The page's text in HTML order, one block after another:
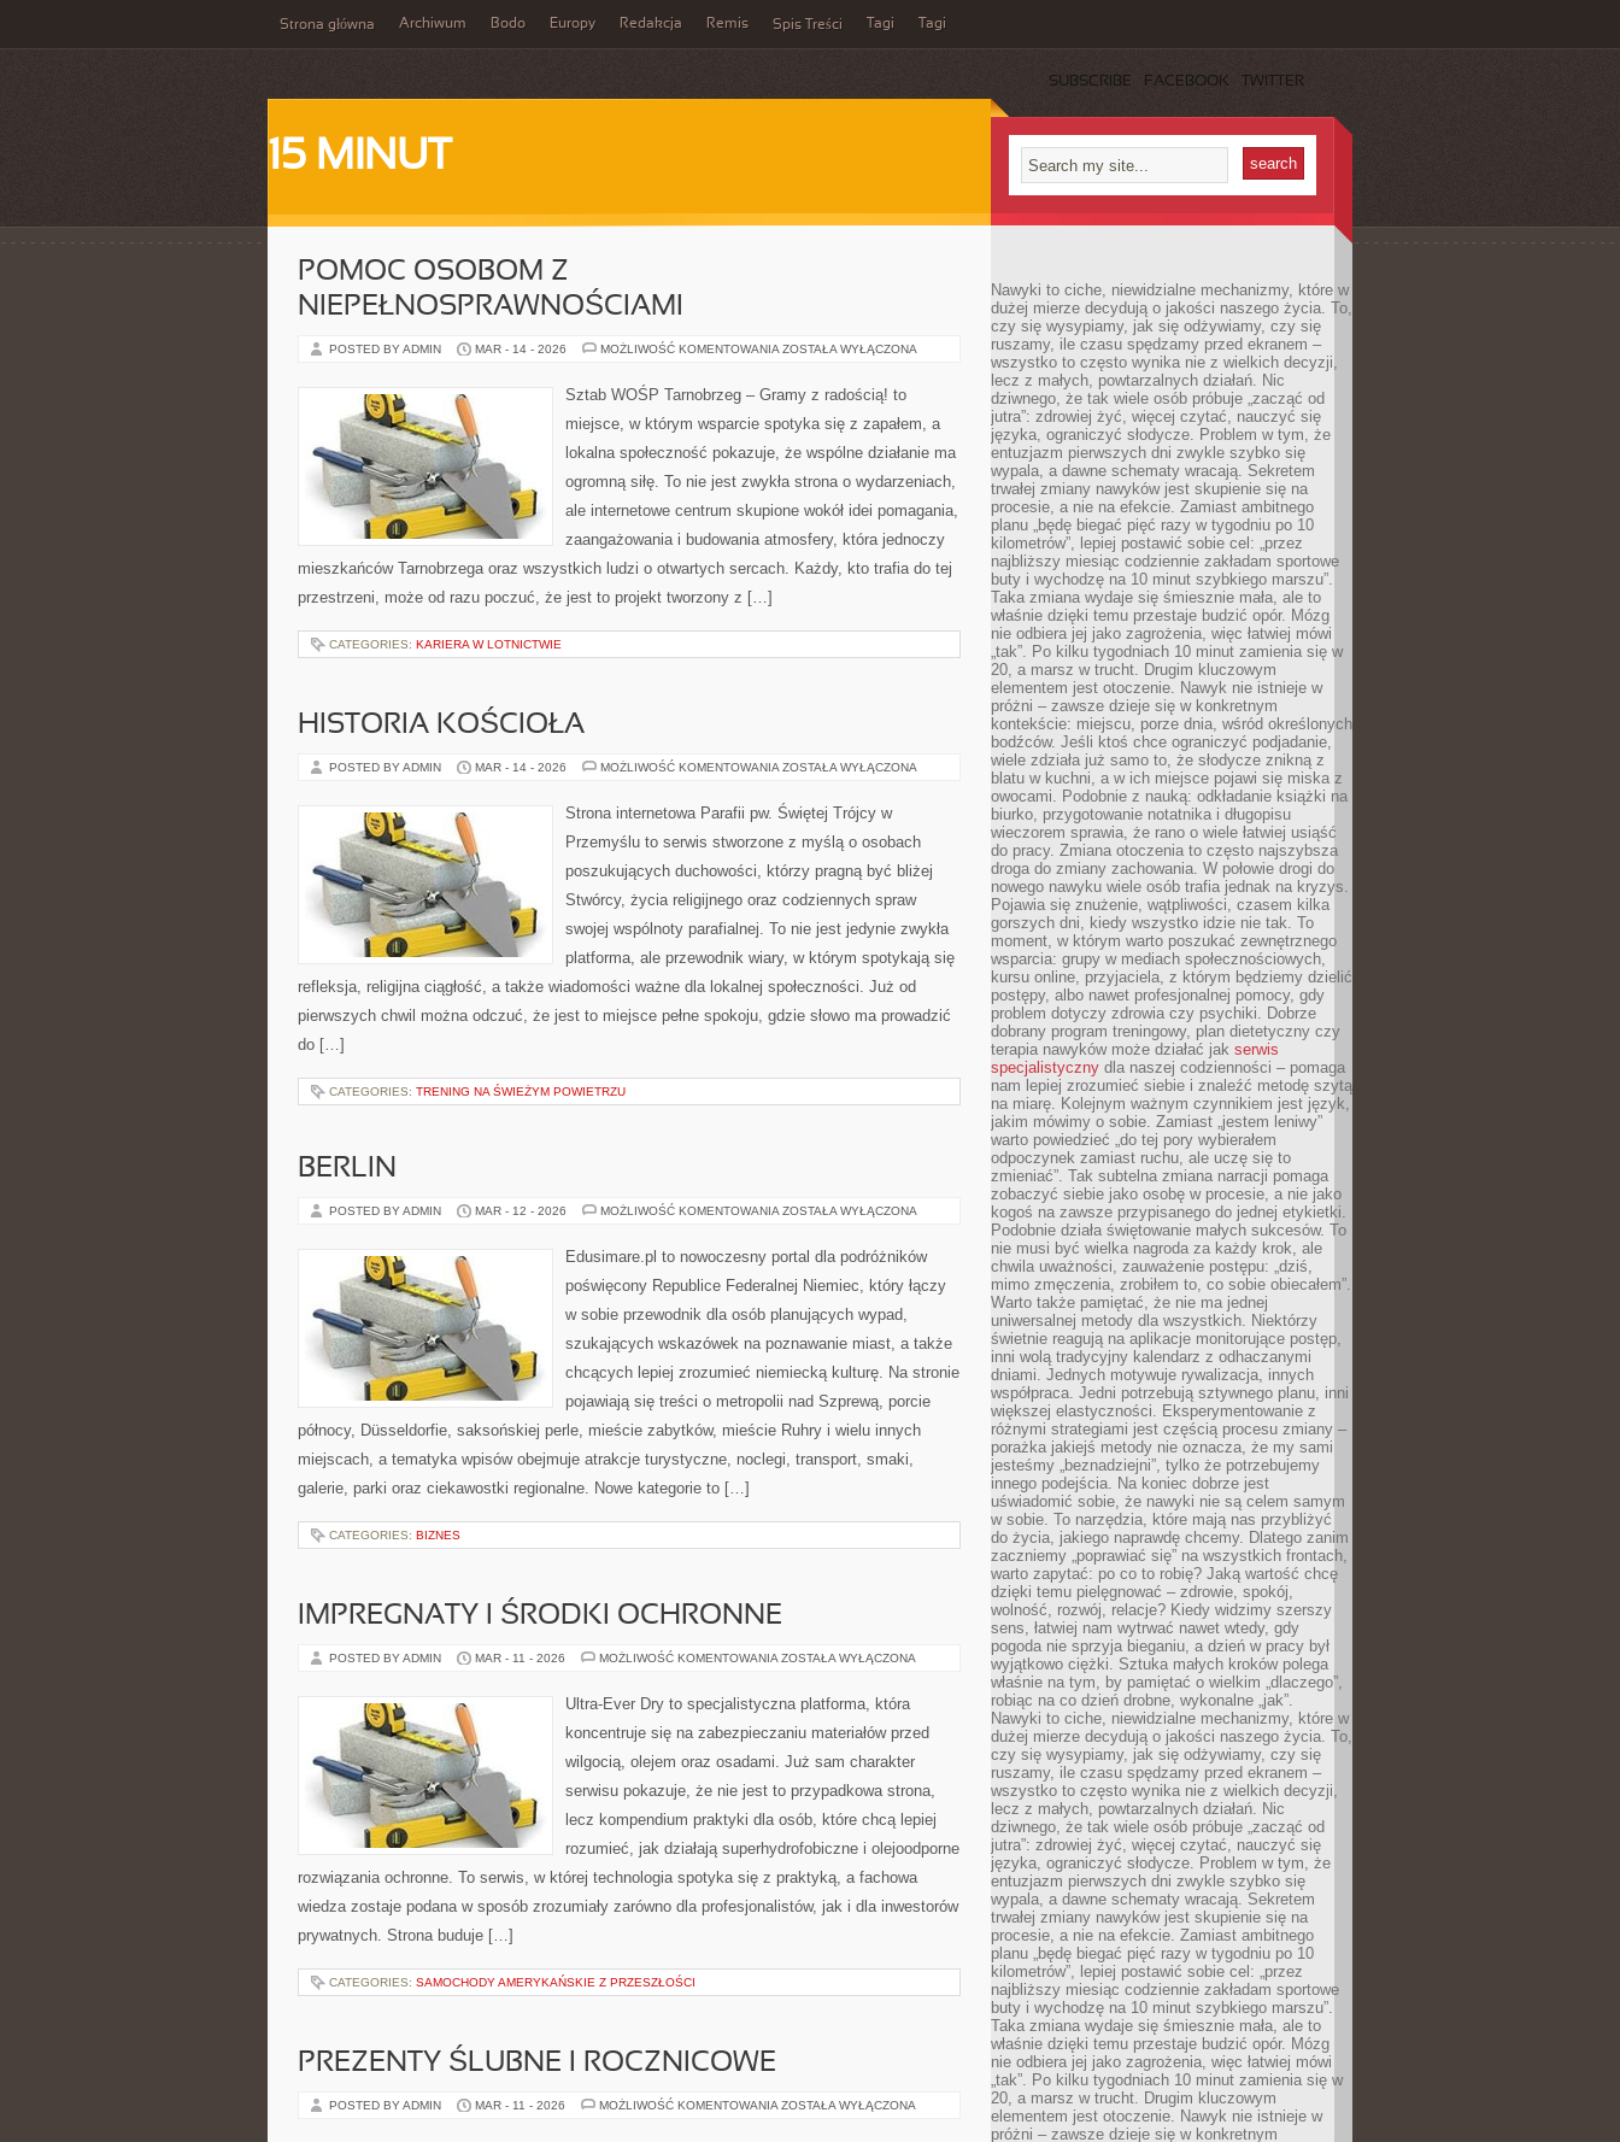
Strona główna Archiwum Bodo Europy Redakcja Remis Spis Treści Tagi Tagi
SUBSCRIBE FACEBOOK TWITTER
15 MINUT
POMOC OSOBOM Z
NIEPEŁNOSPRAWNOŚCIAMI
POSTED BY ADMIN MAR - 14 - 2026 MOŻLIWOŚĆ KOMENTOWANIA POMOC
NIEPEŁNOSPRAWNOŚCIAMI
ZOSTAŁA WYŁĄCZONA
Sztab WOŚP Tarnobrzeg – Gramy z radością! to
miejsce, w którym wsparcie spotyka się z zapałem, a
lokalna społeczność pokazuje, że wspólne działanie ma
ogromną siłę. To nie jest zwykła strona o wydarzeniach,
ale internetowe centrum skupione wokół idei pomagania,
zaangażowania i budowania atmosfery, która jednoczy
mieszkańców Tarnobrzega oraz wszystkich ludzi o otwartych sercach. Każdy, kto trafia do tej
przestrzeni, może od razu poczuć, że jest to projekt tworzony z […]
CATEGORIES: KARIERA W LOTNICTWIE
HISTORIA KOŚCIOŁA
POSTED BY ADMIN MAR - 14 - 2026 MOŻLIWOŚĆ KOMENTOWANIA HISTORIA
ZOSTAŁA WYŁĄCZONA
Strona internetowa Parafii pw. Świętej Trójcy w
Przemyślu to serwis stworzone z myślą o osobach
poszukujących duchowości, którzy pragną być bliżej
Stwórcy, życia religijnego oraz codziennych spraw
swojej wspólnoty parafialnej. To nie jest jedynie zwykła
platforma, ale przewodnik wiary, w którym spotykają się
refleksja, religijna ciągłość, a także wiadomości ważne dla lokalnej społeczności. Już od
pierwszych chwil można odczuć, że jest to miejsce pełne spokoju, gdzie słowo ma prowadzić
do […]
CATEGORIES: TRENING NA ŚWIEŻYM POWIETRZU
BERLIN
POSTED BY ADMIN MAR - 12 - 2026 MOŻLIWOŚĆ KOMENTOWANIA BERLIN
ZOSTAŁA WYŁĄCZONA
Edusimare.pl to nowoczesny portal dla podróżników
poświęcony Republice Federalnej Niemiec, który łączy
w sobie przewodnik dla osób planujących wypad,
szukających wskazówek na poznawanie miast, a także
chcących lepiej zrozumieć niemiecką kulturę. Na stronie
pojawiają się treści o metropolii nad Szprewą, porcie
północy, Düsseldorfie, saksońskiej perle, mieście zabytków, mieście Ruhry i wielu innych
miejscach, a tematyka wpisów obejmuje atrakcje turystyczne, noclegi, transport, smaki,
galerie, parki oraz ciekawostki regionalne. Nowe kategorie to […]
CATEGORIES: BIZNES
IMPREGNATY I ŚRODKI OCHRONNE
POSTED BY ADMIN MAR - 11 - 2026 MOŻLIWOŚĆ KOMENTOWANIA IMPREGNATY
OCHRONNE
ZOSTAŁA WYŁĄCZONA
Ultra-Ever Dry to specjalistyczna platforma, która
koncentruje się na zabezpieczaniu materiałów przed
wilgocią, olejem oraz osadami. Już sam charakter
serwisu pokazuje, że nie jest to przypadkowa strona,
lecz kompendium praktyki dla osób, które chcą lepiej
rozumieć, jak działają superhydrofobiczne i olejoodporne
rozwiązania ochronne. To serwis, w której technologia spotyka się z praktyką, a fachowa
wiedza zostaje podana w sposób zrozumiały zarówno dla profesjonalistów, jak i dla inwestorów
prywatnych. Strona buduje […]
CATEGORIES: SAMOCHODY AMERYKAŃSKIE Z PRZESZŁOŚCI
PREZENTY ŚLUBNE I ROCZNICOWE
POSTED BY ADMIN MAR - 11 - 2026 MOŻLIWOŚĆ KOMENTOWANIA PREZENTY
ZOSTAŁA WYŁĄCZONA
Nawyki to ciche, niewidzialne mechanizmy, które w
dużej mierze decydują o jakości naszego życia. To,
czy się wysypiamy, jak się odżywiamy, czy się
ruszamy, ile czasu spędzamy przed ekranem –
wszystko to często wynika nie z wielkich decyzji,
lecz z małych, powtarzalnych działań. Nic
dziwnego, że tak wiele osób próbuje „zacząć od
jutra”: zdrowiej żyć, więcej czytać, nauczyć się
języka, ograniczyć słodycze. Problem w tym, że
entuzjazm pierwszych dni zwykle szybko się
wypala, a dawne schematy wracają. Sekretem
trwałej zmiany nawyków jest skupienie się na
procesie, a nie na efekcie. Zamiast ambitnego
planu „będę biegać pięć razy w tygodniu po 10
kilometrów”, lepiej postawić sobie cel: „przez
najbliższy miesiąc codziennie zakładam sportowe
buty i wychodzę na 10 minut szybkiego marszu”.
Taka zmiana wydaje się śmiesznie mała, ale to
właśnie dzięki temu przestaje budzić opór. Mózg
nie odbiera jej jako zagrożenia, więc łatwiej mówi
„tak”. Po kilku tygodniach 10 minut zamienia się w
20, a marsz w trucht. Drugim kluczowym
elementem jest otoczenie. Nawyk nie istnieje w
próżni – zawsze dzieje się w konkretnym
kontekście: miejscu, porze dnia, wśród określonych
bodźców. Jeśli ktoś chce ograniczyć podjadanie,
wiele zdziała już samo to, że słodycze znikną z
blatu w kuchni, a w ich miejsce pojawi się miska z
owocami. Podobnie z nauką: odkładanie książki na
biurko, przygotowanie notatnika i długopisu
wieczorem sprawia, że rano o wiele łatwiej usiąść
do pracy. Zmiana otoczenia to często najszybsza
droga do zmiany zachowania. W połowie drogi do
nowego nawyku wiele osób trafia jednak na kryzys.
Pojawia się znużenie, wątpliwości, czasem kilka
gorszych dni, kiedy wszystko idzie nie tak. To
moment, w którym warto poszukać zewnętrznego
wsparcia: grupy w mediach społecznościowych,
kursu online, przyjaciela, z którym będziemy dzielić
postępy, albo nawet profesjonalnej pomocy, gdy
problem dotyczy zdrowia czy psychiki. Dobrze
dobrany program treningowy, plan dietetyczny czy
terapia nawyków może działać jak serwis
specjalistyczny dla naszej codzienności – pomaga
nam lepiej zrozumieć siebie i znaleźć metodę szytą
na miarę. Kolejnym ważnym czynnikiem jest język,
jakim mówimy o sobie. Zamiast „jestem leniwy”
warto powiedzieć „do tej pory wybierałem
odpoczynek zamiast ruchu, ale uczę się to
zmieniać”. Tak subtelna zmiana narracji pomaga
zobaczyć siebie jako osobę w procesie, a nie jako
kogoś na zawsze przypisanego do jednej etykietki.
Podobnie działa świętowanie małych sukcesów. To
nie musi być wielka nagroda za każdy krok, ale
chwila uważności, zauważenie postępu: „dziś,
mimo zmęczenia, zrobiłem to, co sobie obiecałem”.
Warto także pamiętać, że nie ma jednej
uniwersalnej metody dla wszystkich. Niektórzy
świetnie reagują na aplikacje monitorujące postęp,
inni wolą tradycyjny kalendarz z odhaczanymi
dniami. Jednych motywuje rywalizacja, innych
współpraca. Jedni potrzebują sztywnego planu, inni
większej elastyczności. Eksperymentowanie z
różnymi strategiami jest częścią procesu zmiany –
porażka jakiejś metody nie oznacza, że my sami
jesteśmy „beznadziejni”, tylko że potrzebujemy
innego podejścia. Na koniec dobrze jest
uświadomić sobie, że nawyki nie są celem samym
w sobie. To narzędzia, które mają nas przybliżyć
do życia, jakiego naprawdę chcemy. Dlatego zanim
zaczniemy „poprawiać się” na wszystkich frontach,
warto zapytać: po co to robię? Jaką wartość chcę
dzięki temu pielęgnować – zdrowie, spokój,
wolność, rozwój, relacje? Kiedy widzimy szerszy
sens, łatwiej nam wytrwać nawet wtedy, gdy
pogoda nie sprzyja bieganiu, a dzień w pracy był
wyjątkowo ciężki. Sztuka małych kroków polega
właśnie na tym, by pamiętać o wielkim „dlaczego”,
robiąc na co dzień drobne, wykonalne „jak”.
Nawyki to ciche, niewidzialne mechanizmy, które w
dużej mierze decydują o jakości naszego życia. To,
czy się wysypiamy, jak się odżywiamy, czy się
ruszamy, ile czasu spędzamy przed ekranem –
wszystko to często wynika nie z wielkich decyzji,
lecz z małych, powtarzalnych działań. Nic
dziwnego, że tak wiele osób próbuje „zacząć od
jutra”: zdrowiej żyć, więcej czytać, nauczyć się
języka, ograniczyć słodycze. Problem w tym, że
entuzjazm pierwszych dni zwykle szybko się
wypala, a dawne schematy wracają. Sekretem
trwałej zmiany nawyków jest skupienie się na
procesie, a nie na efekcie. Zamiast ambitnego
planu „będę biegać pięć razy w tygodniu po 10
kilometrów”, lepiej postawić sobie cel: „przez
najbliższy miesiąc codziennie zakładam sportowe
buty i wychodzę na 10 minut szybkiego marszu”.
Taka zmiana wydaje się śmiesznie mała, ale to
właśnie dzięki temu przestaje budzić opór. Mózg
nie odbiera jej jako zagrożenia, więc łatwiej mówi
„tak”. Po kilku tygodniach 10 minut zamienia się w
20, a marsz w trucht. Drugim kluczowym
elementem jest otoczenie. Nawyk nie istnieje w
próżni – zawsze dzieje się w konkretnym